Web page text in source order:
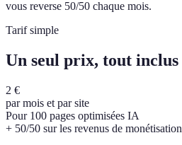
vous reverse 50/50 chaque mois.
Tarif simple
Un seul prix, tout inclus
2 €
par mois et par site
Pour 100 pages optimisées IA
+ 50/50 sur les revenus de monétisation